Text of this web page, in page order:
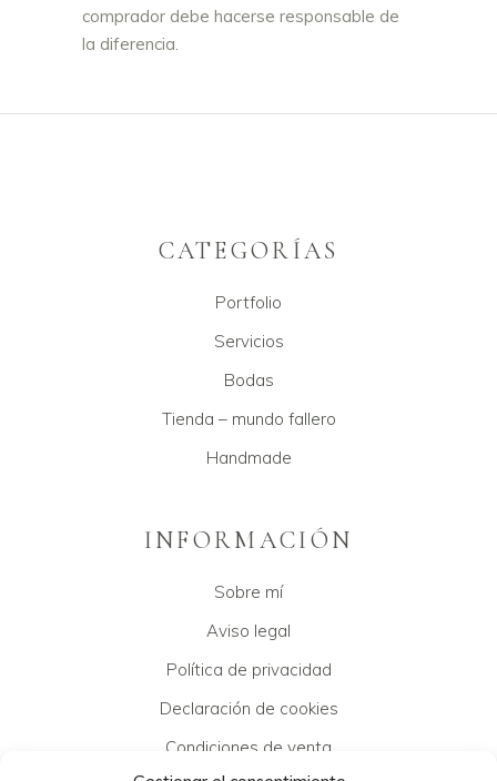
comprador debe hacerse responsable de
la diferencia.
CATEGORÍAS
Portfolio
Servicios
Bodas
Tienda – mundo fallero
Handmade
INFORMACIÓN
Sobre mí
Aviso legal
Política de privacidad
Declaración de cookies
Condiciones de venta